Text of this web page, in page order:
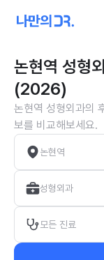
논현역 성형
(2026)
논현역 성형외과의
보를 비교해보세요.
논현역
성형외과
모든 진료